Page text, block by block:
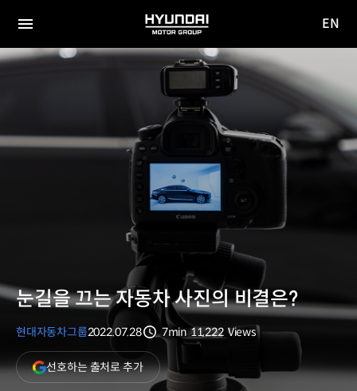
전체
메뉴
HYUNDAI
MOTOR
GROUP
EN
눈길을 끄는 자동차 사진의 비결은?
현대자동차그룹2022.07.28
분량
7min
조회수
11,222 Views
선호하는 출처로 추가(새
창